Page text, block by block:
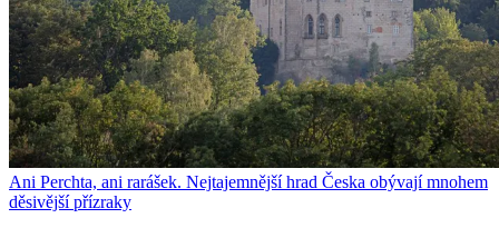
Ani Perchta, ani rarášek. Nejtajemnější hrad Česka obývají mnohem
děsivější přízraky